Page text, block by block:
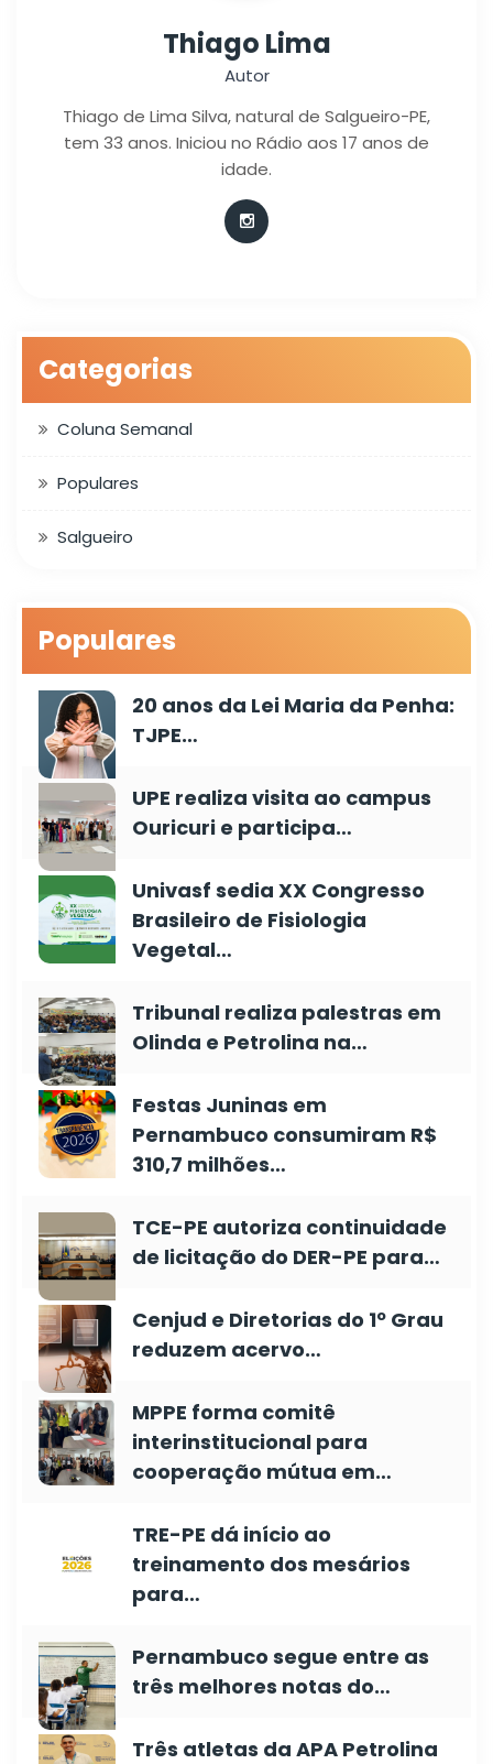
Thiago Lima
Autor
Thiago de Lima Silva, natural de Salgueiro-PE,
tem 33 anos. Iniciou no Rádio aos 17 anos de
idade.
Categorias
Coluna Semanal
Populares
Salgueiro
Populares
20 anos da Lei Maria da Penha:
TJPE…
UPE realiza visita ao campus
Ouricuri e participa…
Univasf sedia XX Congresso
Brasileiro de Fisiologia
Vegetal…
Tribunal realiza palestras em
Olinda e Petrolina na…
Festas Juninas em
Pernambuco consumiram R$
310,7 milhões…
TCE-PE autoriza continuidade
de licitação do DER-PE para…
Cenjud e Diretorias do 1º Grau
reduzem acervo…
MPPE forma comitê
interinstitucional para
cooperação mútua em…
TRE-PE dá início ao
treinamento dos mesários
para…
Pernambuco segue entre as
três melhores notas do…
Três atletas da APA Petrolina